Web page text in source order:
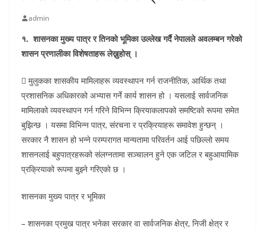
admin
१. शासनका मुख्य पात्र र तिनको भूमिका उल्लेख गर्दै नेपालले अवलम्बन गरेको
शासन प्रणालीका विशेषताहरू लेख्नुहोस् ।
 मुलुकका शासकीय मामिलाहरू व्यवस्थापन गर्न राजनीतिक, आर्थिक तथा
प्रशासनिक अधिकारको अभ्यास गर्ने कार्य शासन हो । यसलाई सार्वजनिक
मामिलाको व्यवस्थापन गर्न गरिने विभिन्न क्रियाकलापको समष्टिको रूपमा समेत
बुझिन्छ । यसमा विभिन्न पात्र, संरचना र प्रक्रियाहरू समावेश हुन्छन् ।
सरकार नै शासन हो भन्ने परम्परागत मान्यतामा परिवर्तन आई पछिल्लो समय
शासनलाई बहुपात्रहरूको संलग्नतामा सञ्चालन हुने एक जटिल र बहुआयामिक
प्रक्रियाको रूपमा बुझ्ने गरिएको छ ।
शासनका मुख्य पात्र र भूमिका
– शासनका प्रमुख पात्र भनेका सरकार वा सार्वजनिक क्षेत्र, निजी क्षेत्र र